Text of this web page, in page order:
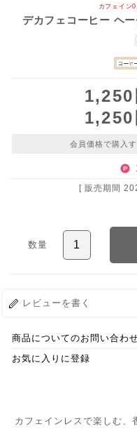
カフェイン
デカフェコーヒー ヘ
1,250
1,250
会員価格で購入
[ 販売期間
数量
レビューを書く
商品についてのお問い合わ
お気に入りに登録
カフェインレスで楽しむ、